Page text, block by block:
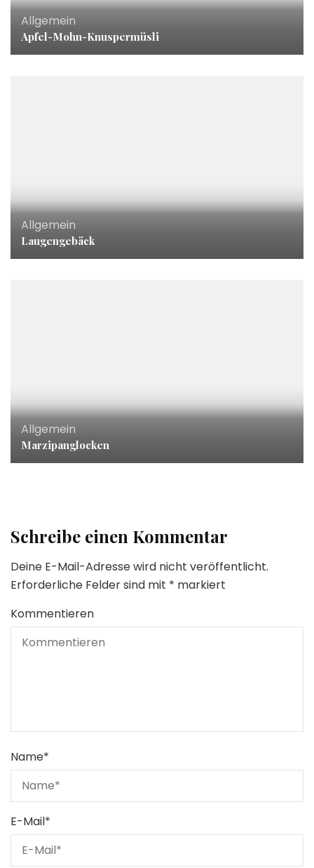
Allgemein
Apfel-Mohn-Knuspermüsli
Allgemein
Laugengebäck
Allgemein
Marzipanglocken
Schreibe einen Kommentar
Deine E-Mail-Adresse wird nicht veröffentlicht.
Erforderliche Felder sind mit * markiert
Kommentieren
Name*
E-Mail*